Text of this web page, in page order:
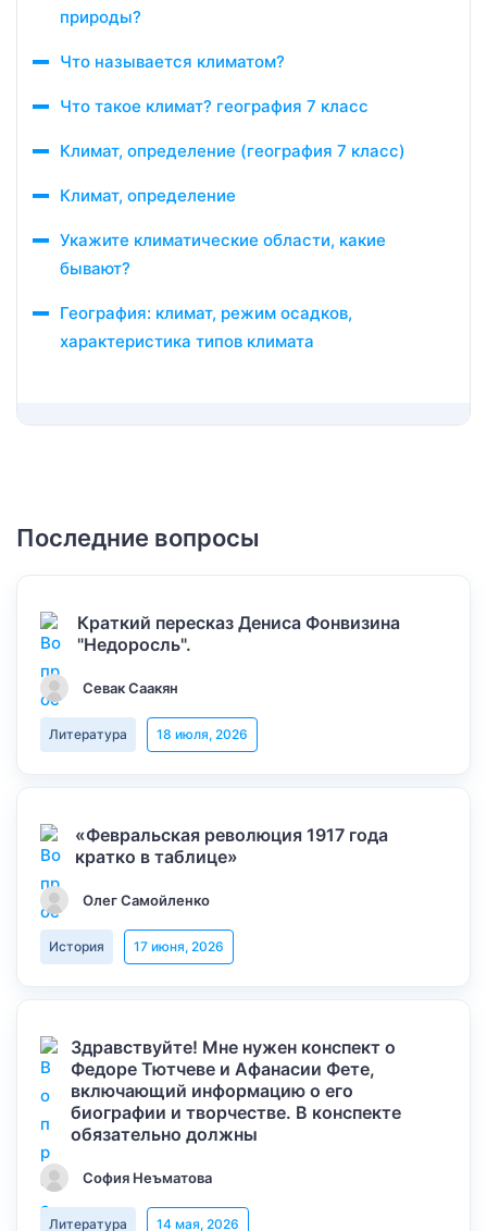
природы?
Что называется климатом?
Что такое климат? география 7 класс
Климат, определение (география 7 класс)
Климат, определение
Укажите климатические области, какие
бывают?
География: климат, режим осадков,
характеристика типов климата
Последние вопросы
Краткий пересказ Дениса Фонвизина
"Недоросль".
Севак Саакян
Литература 18 июля, 2026
«Февральская революция 1917 года
кратко в таблице»
Олег Самойленко
История 17 июня, 2026
Здравствуйте! Мне нужен конспект о
Федоре Тютчеве и Афанасии Фете,
включающий информацию о его
биографии и творчестве. В конспекте
обязательно должны
София Неъматова
Литература 14 мая, 2026